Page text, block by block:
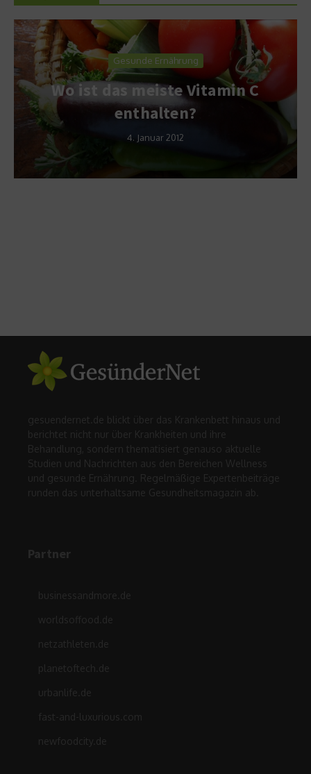
Gesunde Ernährung
Wo ist das meiste Vitamin C
enthalten?
4. Januar 2012
gesuendernet.de blickt über das Krankenbett hinaus und
berichtet nicht nur über Krankheiten und ihre
Behandlung, sondern thematisiert genauso aktuelle
Studien und Nachrichten aus den Bereichen Wellness
und gesunde Ernährung. Regelmäßige Expertenbeiträge
runden das unterhaltsame Gesundheitsmagazin ab.
Partner
businessandmore.de
worldsoffood.de
netzathleten.de
planetoftech.de
urbanlife.de
fast-and-luxurious.com
newfoodcity.de